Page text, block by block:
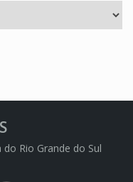
Rio Grande do Sul